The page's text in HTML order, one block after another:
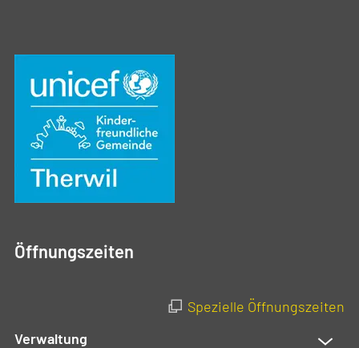
Öffnungszeiten
Spezielle Öffnungszeiten
Verwaltung